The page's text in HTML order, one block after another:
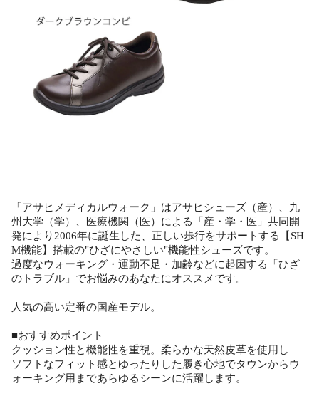
「アサヒメディカルウォーク」はアサヒシューズ（産）、九
州大学（学）、医療機関（医）による「産・学・医」共同開
発により2006年に誕生した、正しい歩行をサポートする【SH
M機能】搭載の"ひざにやさしい"機能性シューズです。
過度なウォーキング・運動不足・加齢などに起因する「ひざ
のトラブル」でお悩みのあなたにオススメです。
人気の高い定番の国産モデル。
■おすすめポイント
クッション性と機能性を重視。柔らかな天然皮革を使用し
ソフトなフィット感とゆったりした履き心地でタウンからウ
ォーキング用まであらゆるシーンに活躍します。